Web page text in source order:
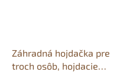
Záhradná hojdačka pre
troch osôb, hojdacie